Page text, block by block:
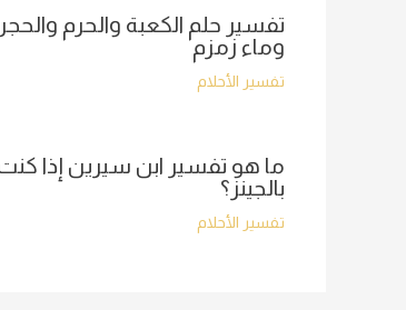
تفسير حلم الكعبة والحرم
وماء زمزم
تفسير الأحلام
ما هو تفسير ابن سيرين إذا
بالجينز؟
تفسير الأحلام